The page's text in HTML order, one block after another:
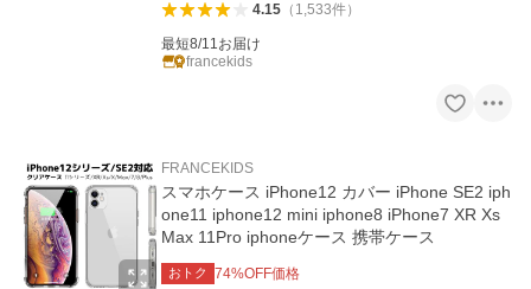
4.15（ 1,533件）
最短8/11お届け
francekids
FRANCEKIDS
スマホケース iPhone12 カバー iPhone SE2 iph
one11 iphone12 mini iphone8 iPhone7 XR Xs
Max 11Pro iphoneケース 携帯ケース
おトク 74%OFF価格